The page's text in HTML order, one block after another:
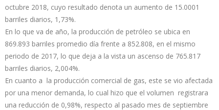
octubre 2018, cuyo resultado denota un aumento de 15.0001
barriles diarios, 1,73%.
En lo que va de año, la producción de petróleo se ubica en
869.893 barriles promedio día frente a 852.808, en el mismo
periodo de 2017, lo que deja a la vista un ascenso de 765.817
barriles diarios, 2,004%.
En cuanto a la producción comercial de gas, este se vio afectada
por una menor demanda, lo cual hizo que el volumen registrara
una reducción de 0,98%, respecto al pasado mes de septiembre